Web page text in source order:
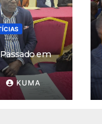
em
KUMA